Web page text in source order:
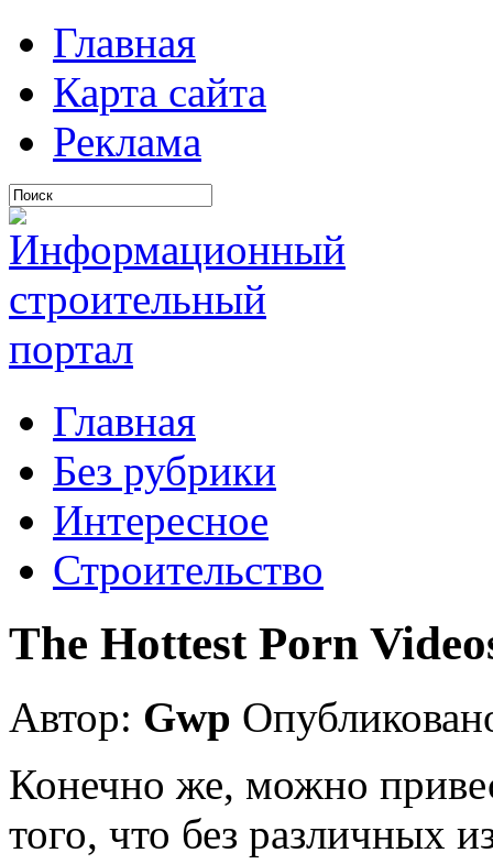
Главная
Карта сайта
Реклама
Главная
Без рубрики
Интересное
Строительство
The Hottest Porn
Автор: Gwp
Конечно же, можно
того, что без различных